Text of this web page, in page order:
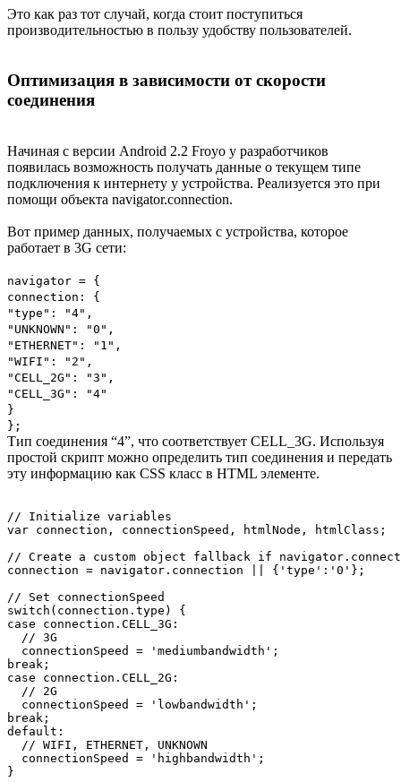
Это как раз тот случай, когда стоит поступиться
производительностью в пользу удобству пользователей.
Оптимизация в зависимости от скорости
соединения
Начиная с версии Android 2.2 Froyo у разработчиков
появилась возможность получать данные о текущем типе
подключения к интернету у устройства. Реализуется это при
помощи объекта navigator.connection.
Вот пример данных, получаемых с устройства, которое
работает в 3G сети:
navigator = {
connection: {
"type": "4",
"UNKNOWN": "0",
"ETHERNET": "1",
"WIFI": "2",
"CELL_2G": "3",
"CELL_3G": "4"
}
};
Тип соединения “4”, что соответствует CELL_3G. Используя
простой скрипт можно определить тип соединения и передать
эту информацию как CSS класс в HTML элементе.
// Initialize variables
var connection, connectionSpeed, htmlNode, htmlClass;
// Create a custom object fallback if
connection = navigator.connection || {'type':'0'};
// Set connectionSpeed
switch(connection.type) {
case connection.CELL_3G:
  // 3G
  connectionSpeed = 'mediumbandwidth';
break;
case connection.CELL_2G:
  // 2G
  connectionSpeed = 'lowbandwidth';
break;
default:
  // WIFI, ETHERNET, UNKNOWN
  connectionSpeed = 'highbandwidth';
}